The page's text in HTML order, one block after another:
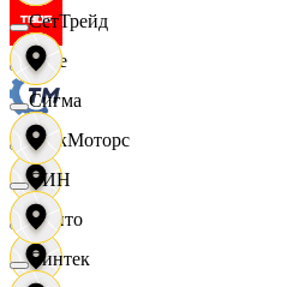
Твое
ТракМоторс
Фрито
СетТрейд
Сигма
СИН
Синтек